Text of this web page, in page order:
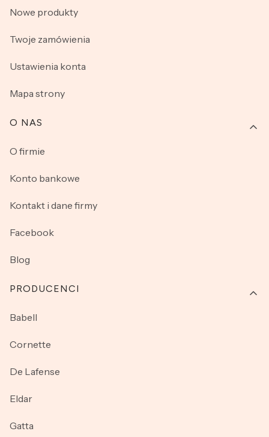
Nowe produkty
Twoje zamówienia
Ustawienia konta
Mapa strony
O NAS
O firmie
Konto bankowe
Kontakt i dane firmy
Facebook
Blog
PRODUCENCI
Babell
Cornette
De Lafense
Eldar
Gatta